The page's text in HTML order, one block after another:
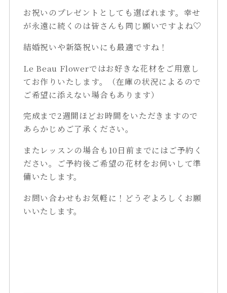
お祝いのプレゼントとしても選ばれます。幸せ
が永遠に続くのは皆さんも同じ願いですよね♡
結婚祝いや新築祝いにも最適ですね！
Le Beau Flowerではお好きな花材をご用意し
てお作りいたします。（在庫の状況によるので
ご希望に添えない場合もあります）
完成まで2週間ほどお時間をいただきますので
あらかじめご了承ください。
またレッスンの場合も10日前までにはご予約く
ださい。ご予約後ご希望の花材をお伺いして準
備いたします。
お問い合わせもお気軽に！どうぞよろしくお願
いいたします。